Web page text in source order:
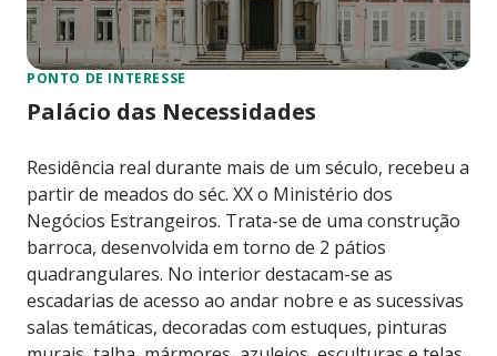
PONTO DE INTERESSE
Palácio das Necessidades
Residência real durante mais de um século, recebeu a
partir de meados do séc. XX o Ministério dos
Negócios Estrangeiros. Trata-se de uma construção
barroca, desenvolvida em torno de 2 pátios
quadrangulares. No interior destacam-se as
escadarias de acesso ao andar nobre e as sucessivas
salas temáticas, decoradas com estuques, pinturas